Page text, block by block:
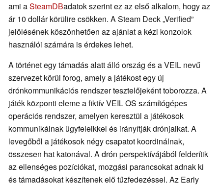
ami aSteamDBadatok szerint ez az első alkalom, hogy az
ár 10 dollár körülire csökken. A Steam Deck „Verified”
jelölésének köszönhetően az ajánlat a kézi konzolok
használói számára is érdekes lehet.
A történet egy támadás alatt álló ország és a VEIL nevű
szervezet körül forog, amely a játékost egy új
drónkommunikációs rendszer tesztelőjeként toborozza. A
játék központi eleme a fiktív VEIL OS számítógépes
operációs rendszer, amelyen keresztül a játékosok
kommunikálnak ügyfeleikkel és irányítják drónjaikat. A
levegőből a játékosok négy csapatot koordinálnak,
összesen hat katonával. A drón perspektívájából felderítik
az ellenséges pozíciókat, mozgási parancsokat adnak ki
és támadásokat készítenek elő tűzfedezéssel. Az Early